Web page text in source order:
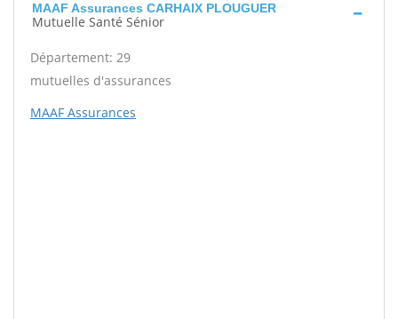
MAAF Assurances CARHAIX PLOUGUER
Mutuelle Santé Sénior
Département: 29
mutuelles d'assurances
MAAF Assurances